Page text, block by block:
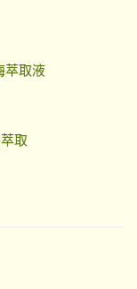
萃取液
取